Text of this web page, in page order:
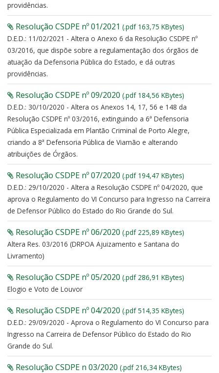
providências.
Resolução CSDPE nº 01/2021 (.pdf 163,75 KBytes)
D.E.D.: 11/02/2021 - Altera o Anexo 6 da Resolução CSDPE nº
03/2016, que dispõe sobre a regulamentação dos órgãos de
atuação da Defensoria Pública do Estado, e dá outras
providências.
Resolução CSDPE nº 09/2020 (.pdf 184,56 KBytes)
D.E.D.: 30/10/2020 - Altera os Anexos 14, 17, 56 e 148 da
Resolução CSDPE nº 03/2016, extinguindo a 6ª Defensoria
Pública Especializada em Plantão Criminal de Porto Alegre,
criando a 8ª Defensoria Pública de Viamão e alterando
atribuições de Órgãos.
Resolução CSDPE nº 07/2020 (.pdf 194,47 KBytes)
D.E.D.: 29/10/2020 - Altera a Resolução CSDPE nº 04/2020, que
aprova o Regulamento do VI Concurso para Ingresso na Carreira
de Defensor Público do Estado do Rio Grande do Sul.
Resolução CSDPE nº 06/2020 (.pdf 225,89 KBytes)
Altera Res. 03/2016 (DRPOA Ajuizamento e Santana do
Livramento)
Resolução CSDPE nº 05/2020 (.pdf 286,91 KBytes)
Elogio e Voto de Louvor
Resolução CSDPE nº 04/2020 (.pdf 514,35 KBytes)
D.E.D.: 29/09/2020 - Aprova o Regulamento do VI Concurso para
Ingresso na Carreira de Defensor Público do Estado do Rio
Grande do Sul.
Resolução CSDPE n 03/2020 (.pdf 216,34 KBytes)